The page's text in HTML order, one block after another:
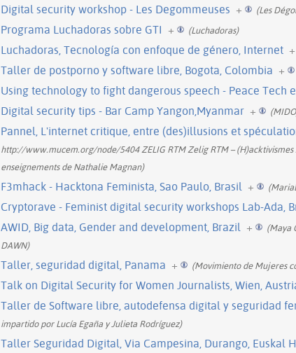
Digital security workshop - Les Degommeuses + (Les
Programa Luchadoras sobre GTI + (Luchadoras)
Luchadoras, Tecnología con enfoque de género, Internet +
Taller de postporno y software libre, Bogota, Colombia +
Using technology to fight dangerous speech - Peace Tech
Digital security tips - Bar Camp Yangon,Myanmar +
Pannel, L'internet critique, entre (des)illusions et
http://www.mucem.org/node/5404 ZELIG RTM Zelig RTM –
enseignements de Nathalie Magnan)
F3mhack - Hacktona Feminista, Sao Paulo, Brasil +
Cryptorave - Feminist digital security workshops Lab-Ada,
AWID, Big data, Gender and development, Brazil +
(Maya
DAWN)
Taller, seguridad digital, Panama + (Movimiento de Mujeres
Talk on Digital Security for Women Journalists, Wien,
Taller de Software libre, autodefensa digital y seguridad
impartido por Lucía Egaña y Julieta Rodríguez)
Taller Seguridad Digital, Via Campesina, Durango, Euskal